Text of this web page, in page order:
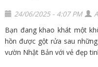
24/06/2025 - 4:07 PM
Bạn đang khao khát một
hồn được gột rửa sau
vườn Nhật Bản với vẻ đẹp